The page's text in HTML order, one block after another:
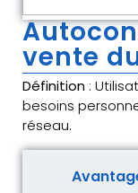
vente
Définition :
besoins
réseau.